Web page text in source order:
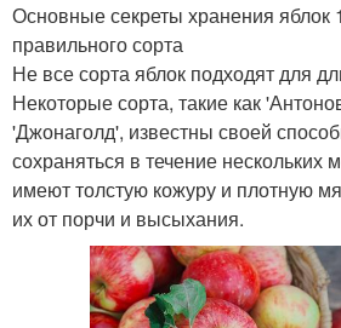
Основные секреты хранения яблок
правильного сорта
Не все сорта яблок подходят для
Некоторые сорта, такие как
'Джонаголд', известны своей
сохраняться в течение нескольких
имеют толстую кожуру и плотную
их от порчи и высыхания.